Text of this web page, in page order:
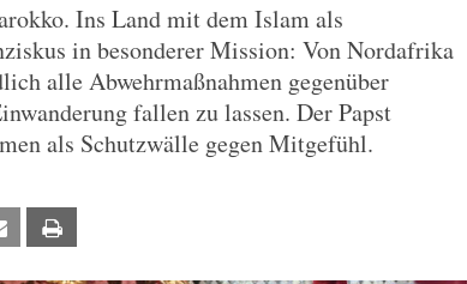
Ins Land mit dem Islam als
in besonderer Mission: Von Nordafrika
alle Abwehrmaßnahmen gegenüber
fallen zu lassen. Der Papst
als Schutzwälle gegen Mitgefühl.
Email